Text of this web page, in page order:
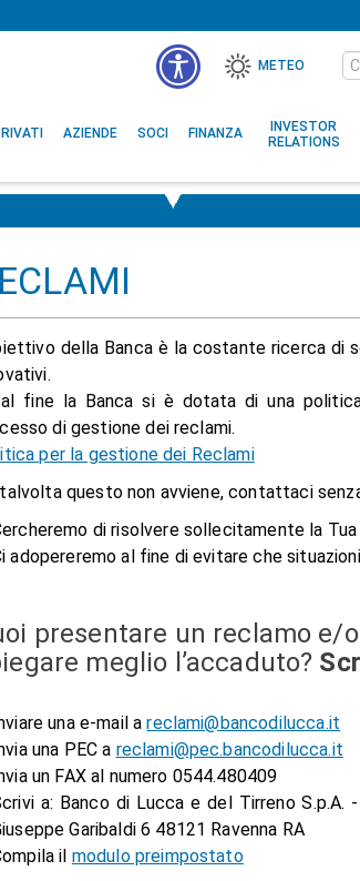
METEO
sito
AZIENDE SOCI FINANZA
INVESTOR
RELATIONS
della Banca è la costante ricerca
fine la Banca si è dotata di una
di gestione dei reclami.
per la gestione dei Reclami
questo non avviene, contattaci
di risolvere sollecitamente la Tua
adopereremo al fine di evitare che
presentare un reclamo e/
meglio l’accaduto?
una e-mail areclami@bancodilucca.it
una PEC a reclami@pec.bancodilucca.it
un FAX al numero 0544.480409
a: Banco di Lucca e del Tirreno S.p.A.
Garibaldi 6 48121 Ravenna RA
il modulo preimpostato